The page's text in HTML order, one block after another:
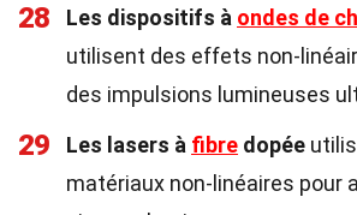
28 Les dispositifs à ondes de
utilisent des effets non-
des impulsions lumineuses
29 Les lasers à fibre dopée
matériaux non-linéaires pour